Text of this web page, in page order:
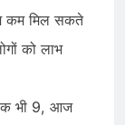
कम मिल सकते
को लाभ
भी 9, आज